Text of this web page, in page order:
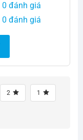
| 0 đánh giá
| 0 đánh giá
2 1